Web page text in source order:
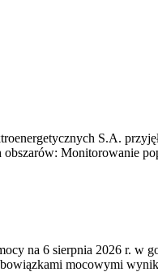
S.A.
Monitorowanie
na 6 sierpnia 2026 r.
mocowymi